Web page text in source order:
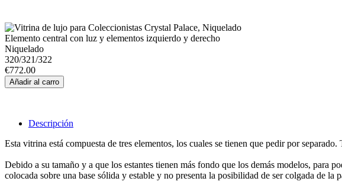
Elemento central con luz y elementos izquierdo y derecho
Niquelado
320/321/322
€772.00
Descripción
Esta vitrina está compuesta de tres elementos, los cuales se tienen que pedir por
Debido a su tamaño y a que los estantes tienen más fondo que los demás modelos, para
colocada sobre una base sólida y estable y no presenta la posibilidad de ser colgada de la